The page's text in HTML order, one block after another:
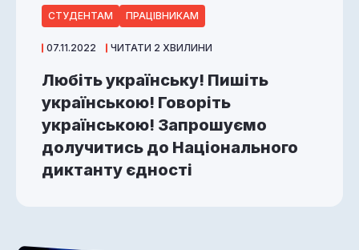
СТУДЕНТАМ ПРАЦІВНИКАМ
07.11.2022 ЧИТАТИ 2 ХВИЛИНИ
Любіть українську! Пишіть
українською! Говоріть
українською! Запрошуємо
долучитись до Національного
диктанту єдності